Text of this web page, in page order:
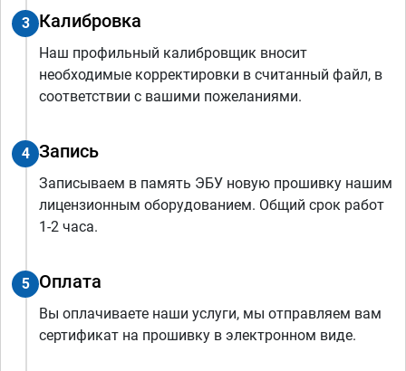
3 Калибровка
Наш профильный калибровщик вносит
необходимые корректировки в считанный файл, в
соответствии с вашими пожеланиями.
4 Запись
Записываем в память ЭБУ новую прошивку нашим
лицензионным оборудованием. Общий срок работ
1-2 часа.
5 Оплата
Вы оплачиваете наши услуги, мы отправляем вам
сертификат на прошивку в электронном виде.